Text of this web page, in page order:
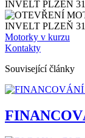
Motorky v kurzu
Kontakty
Související články